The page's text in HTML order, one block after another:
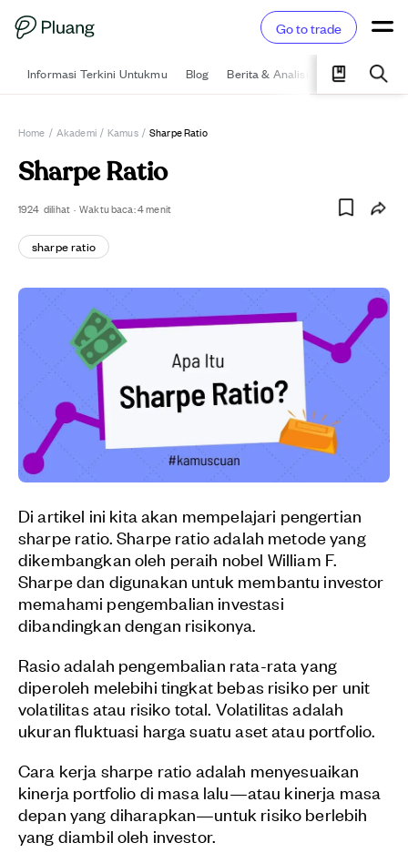
Go to trade
Informasi Terkini Untukmu Blog Berita & Analisis Pelajari
Home / Akademi / Kamus / Sharpe Ratio
Sharpe Ratio
1924 dilihat · Waktu baca:4menit
sharpe ratio
Di artikel ini kita akan mempelajari pengertian
sharpe ratio. Sharpe ratio adalah metode yang
dikembangkan oleh peraih nobel William F.
Sharpe dan digunakan untuk membantu investor
memahami pengembalian investasi
dibandingkan dengan risikonya.
Rasio adalah pengembalian rata-rata yang
diperoleh melebihi tingkat bebas risiko per unit
volatilitas atau risiko total. Volatilitas adalah
ukuran fluktuasi harga suatu aset atau portfolio.
Cara kerja sharpe ratio adalah menyesuaikan
kinerja portfolio di masa lalu—atau kinerja masa
depan yang diharapkan—untuk risiko berlebih
yang diambil oleh investor.